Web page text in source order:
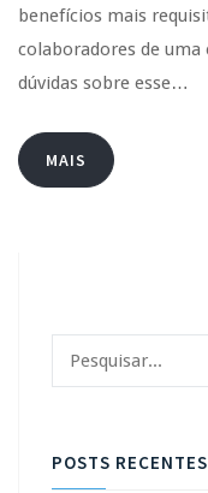
benefícios mais
colaboradores de
dúvidas sobre esse…
MAIS
POSTS RECENTES